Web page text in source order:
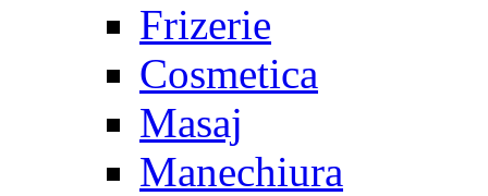
Frizerie
Cosmetica
Masaj
Manechiura